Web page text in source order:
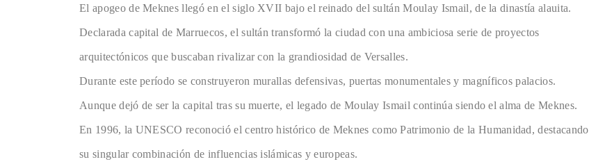
El apogeo de Meknes llegó en el siglo XVII bajo el reinado del sultán Moulay Ismail, de la dinastía alauita.
Declarada capital de Marruecos, el sultán transformó la ciudad con una ambiciosa serie de proyectos
arquitectónicos que buscaban rivalizar con la grandiosidad de Versalles.
Durante este período se construyeron murallas defensivas, puertas monumentales y magníficos palacios.
Aunque dejó de ser la capital tras su muerte, el legado de Moulay Ismail continúa siendo el alma de Meknes.
En 1996, la UNESCO reconoció el centro histórico de Meknes como Patrimonio de la Humanidad, destacando
su singular combinación de influencias islámicas y europeas.